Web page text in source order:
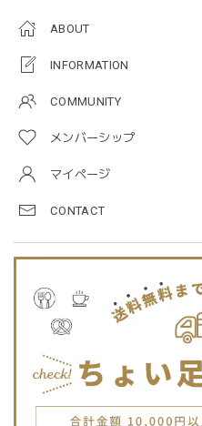
ABOUT
INFORMATION
COMMUNITY
メンバーシップ
マイページ
CONTACT
プレゼントした友人がとても
います！
JELLYCATは特に個体差が激
2025/12/12